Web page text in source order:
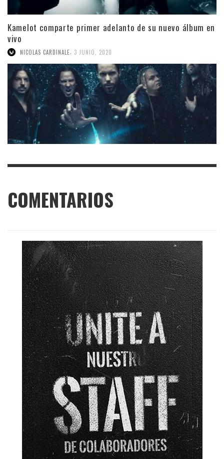
Kamelot comparte primer adelanto de su nuevo álbum en
vivo
NICOLAS CARDINALE 3 JUNIO, 2020
COMENTARIOS